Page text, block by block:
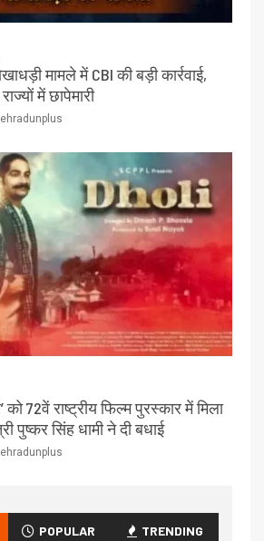
मामले में CBI की बड़ी कार्रवाई,
में छापेमारी
को 72वें राष्ट्रीय फिल्म पुरस्कार में मिला
सिंह धामी ने दी बधाई
POPULAR TRENDING